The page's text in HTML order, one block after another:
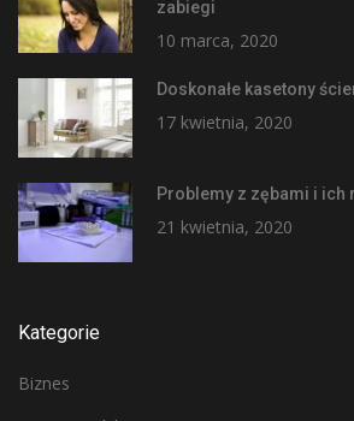
zabiegi
10 marca, 2020
Doskonałe kasetony
17 kwietnia, 2020
Problemy z zębami i ich
21 kwietnia, 2020
Kategorie
Biznes